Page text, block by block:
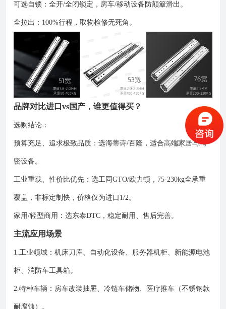
可选自锁：全开/全闭锁定，房车/移动设备防颠簸滑出。
全拉出：100%行程，取物检修无死角。
品牌对比进口vs国产，谁更值得买？
选购结论：
预算充足、追求极致品质：选海蒂诗/百隆，适合高端家居与精
密设备。
工业重载、性价比优先：选工同GTO/欧力顿，75-230kg全承重
覆盖，非标定制快，价格仅为进口1/2。
家用/轻型商用：选东泰DTC，稳定耐用、售后完善。
主流应用场景
1.工业领域：机床刀库、自动化设备、服务器机柜、新能源电池
柜、消防车工具箱。
2.特种车辆：房车改装抽屉、冷链车储物、医疗推车（不锈钢款
耐腐蚀）。